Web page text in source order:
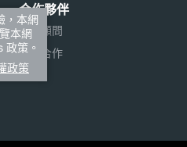
合作夥伴
法律顧問
媒體合作
，本網
本網
政策。
政策